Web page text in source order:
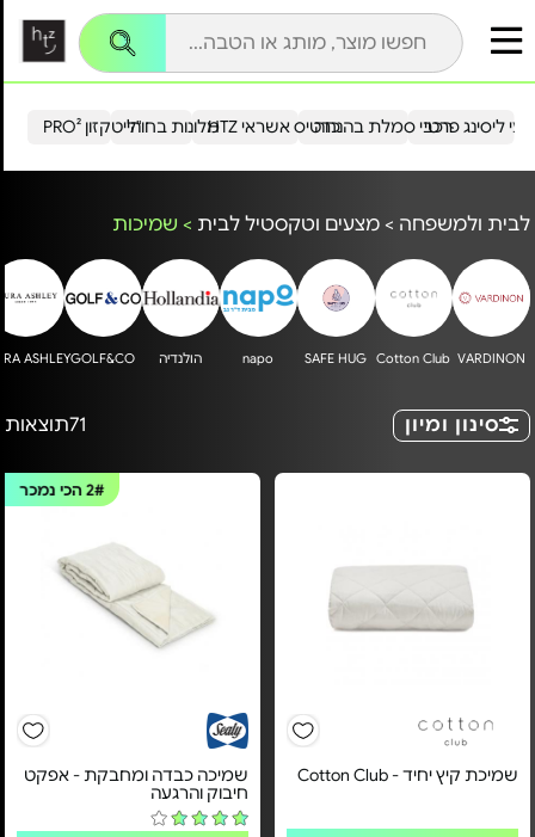
הייטקזון PRO²מלונות בחו"ל כרטיס אשראי HTZ ליסינג פרטירכבי סמלת בהנחה
לבית ולמשפחה > מצעים וטקסטיל לבית > שמיכות
VARDINON
Cotton Club
SAFE HUG
napo הולנדיה GOLF&CO
ASHLEY
סינון ומיון 71תוצאות
שמיכת קיץ יחיד - Cotton Club
2#הכי נמכר
שמיכה כבדה ומחבקת - אפקט
חיבוק והרגעה